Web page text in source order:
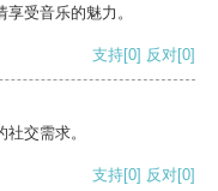
受音乐的魅力。
支持[0] 反对[0]
交需求。
支持[0] 反对[0]